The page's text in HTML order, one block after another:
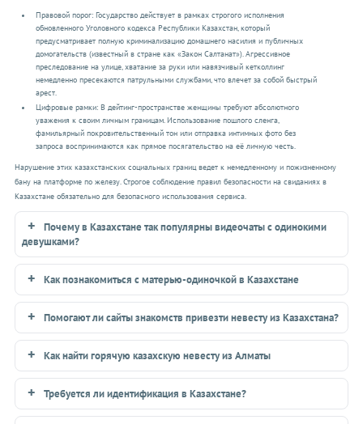
Правовой порог: Государство действует в рамках строгого исполнения
обновленного Уголовного кодекса Республики Казахстан, который
предусматривает полную криминализацию домашнего насилия и публичных
домогательств (известный в стране как «Закон Салтанат»). Агрессивное
преследование на улице, хватание за руки или навязчивый кетколлинг
немедленно пресекаются патрульными службами, что влечет за собой быстрый
арест.
Цифровые рамки: В дейтинг-пространстве женщины требуют абсолютного
уважения к своим личным границам. Использование пошлого сленга,
фамильярный покровительственный тон или отправка интимных фото без
запроса воспринимаются как прямое посягательство на её личную честь.
Нарушение этих казахстанских социальных границ ведет к немедленному и пожизненному
бану на платформе по железу. Строгое соблюдение правил безопасности на свиданиях в
Казахстане обязательно для безопасного использования сервиса.
Почему в Казахстане так популярны видеочаты с одинокими
девушками?
Как познакомиться с матерью-одиночкой в Казахстане
Помогают ли сайты знакомств привезти невесту из Казахстана?
Как найти горячую казахскую невесту из Алматы
Требуется ли идентификация в Казахстане?